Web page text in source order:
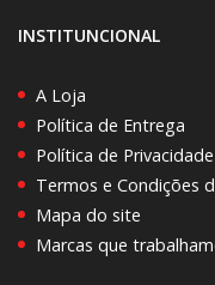
INSTITUNCIONAL
A Loja
Política de Entrega
Política de Privacidade
Termos e Condições
Mapa do site
Marcas que